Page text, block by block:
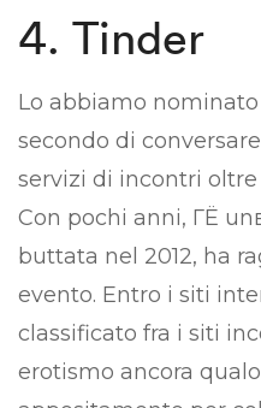
4. Tinder
Lo abbiamo nominato
secondo di
servizi di incontri
Con pochi anni, ГЁ
buttata nel 2012, ha
evento. Entro i siti
classificato fra i siti
erotismo ancora